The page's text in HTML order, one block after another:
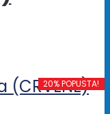
20% POPUSTA!